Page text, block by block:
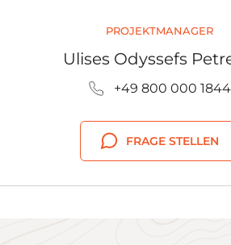
PROJEKTMANAGER
Ulises Odyssefs
+49 800 000 1844
FRAGE STELLEN